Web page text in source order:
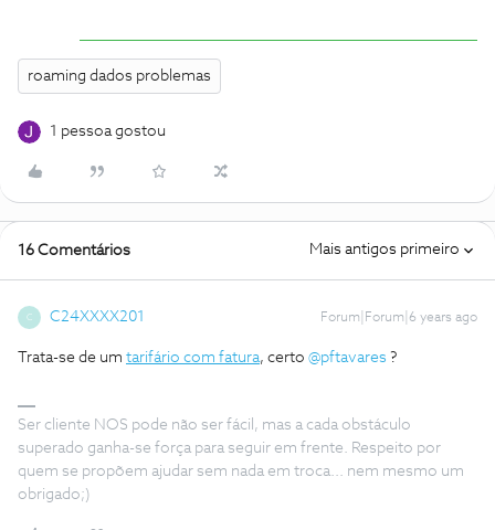
roaming dados problemas
1 pessoa gostou
16 Comentários Mais antigos primeiro
C C24XXXX201 Forum|Forum|6 years ago
Trata-se de um tarifário com fatura, certo @pftavares ?
Ser cliente NOS pode não ser fácil, mas a cada obstáculo
superado ganha-se força para seguir em frente. Respeito por
quem se propõem ajudar sem nada em troca... nem mesmo um
obrigado;)